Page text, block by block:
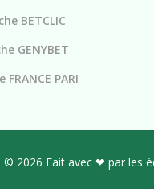
BETCLIC
GENYBET
FRANCE PARI
© 2026 Fait avec ❤ par les